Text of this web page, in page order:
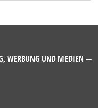
WERBUNG UND MEDIEN —